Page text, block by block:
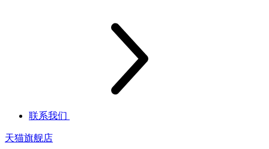
联系我们
天猫旗舰店